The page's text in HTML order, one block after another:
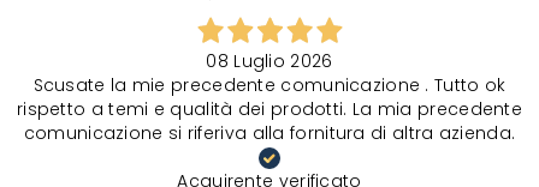
08 Luglio 2026
Scusate la mie precedente comunicazione . Tutto ok
rispetto a temi e qualità dei prodotti. La mia precedente
comunicazione si riferiva alla fornitura di altra azienda.
Acquirente verificato